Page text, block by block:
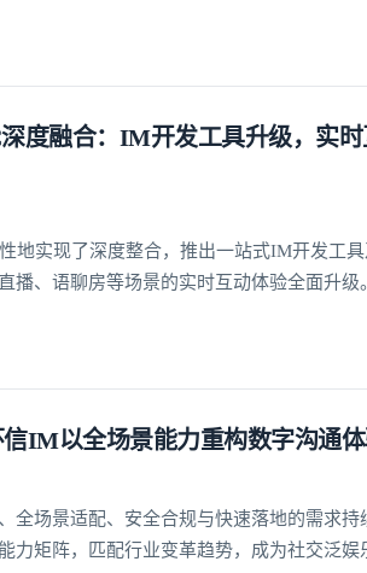
度融合：IM开发工具升级，实
地实现了深度整合，推出一站式IM开发工
播、语聊房等场景的实时互动体验全面升级。
信IM以全场景能力重构数字沟通
全场景适配、安全合规与快速落地的需求持
力矩阵，匹配行业变革趋势，成为社交泛娱